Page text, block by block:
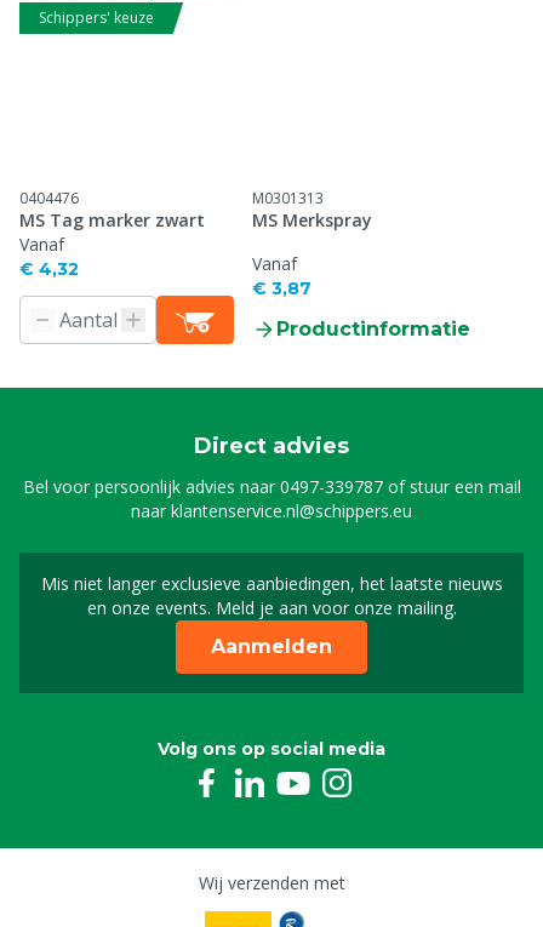
Schippers' keuze
0404476
MS Tag marker zwart
Vanaf
€ 4,32
M0301313
MS Merkspray
Vanaf
€ 3,87
Productinformatie
Direct advies
Bel voor persoonlijk advies naar0497-339787of stuur een mail
naarklantenservice.nl@schippers.eu
Mis niet langer exclusieve aanbiedingen, het laatste nieuws
en onze events. Meld je aan voor onze mailing.
Schrijf je in voor onze
Aanmelden
Volg ons op social media
Wij verzenden met